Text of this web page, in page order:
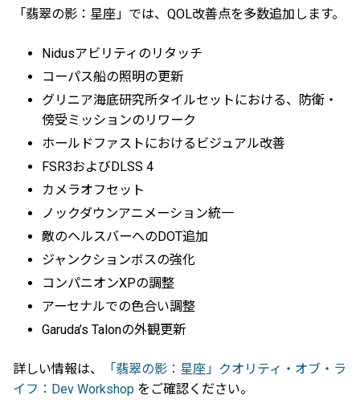
「翡翠の影：星座」では、QOL改善点を多数追加します。
Nidusアビリティのリタッチ
コーパス船の照明の更新
グリニア海底研究所タイルセットにおける、防衛・
傍受ミッションのリワーク
ホールドファストにおけるビジュアル改善
FSR3およびDLSS 4
カメラオフセット
ノックダウンアニメーション統一
敵のヘルスバーへのDOT追加
ジャンクションボスの強化
コンパニオンXPの調整
アーセナルでの色合い調整
Garuda’s Talonの外観更新
詳しい情報は、
「翡翠の影：星座」クオリティ・オブ・ラ
イフ：Dev Workshop をご確認ください。